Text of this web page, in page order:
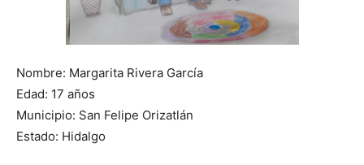
Nombre: Margarita Rivera García
Edad: 17 años
Municipio: San Felipe Orizatlán
Estado: Hidalgo